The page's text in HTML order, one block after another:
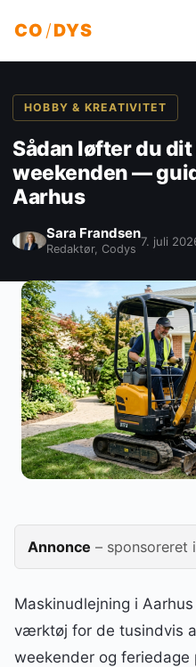
CO /DYS
HOBBY & KREATIVITET
Sådan løfter du
weekenden —
Aarhus
Sara Frandsen
Redaktør, Codys
7. juli
Annonce – sponsoreret
Maskinudlejning i
værktøj for de tusindvis
weekender og